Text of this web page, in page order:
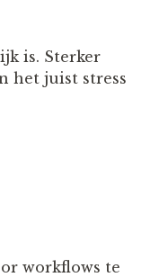
is. Sterker
het juist stress
workflows te